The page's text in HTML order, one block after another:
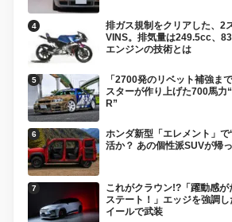
排ガス規制をクリアした、2
VINS。排気量は249.5cc、
エンジンの技術とは
「2700発のリベット補強ま
スターが作り上げた700馬力
R”
ホンダ新型「エレメント」
活か？ あの個性派SUVが帰
これがクラウン!?「躍動感
ステート！」エッジを強調
イールで武装